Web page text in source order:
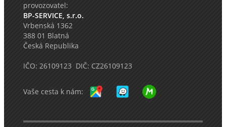
provozovatel:
BP-SERVICE, s.r.o.
Vrbenská 1362
388 01 Blatná
Česká Republika
IČO: 26109123 DIČ: CZ26109123
Vaše cesta k nám: